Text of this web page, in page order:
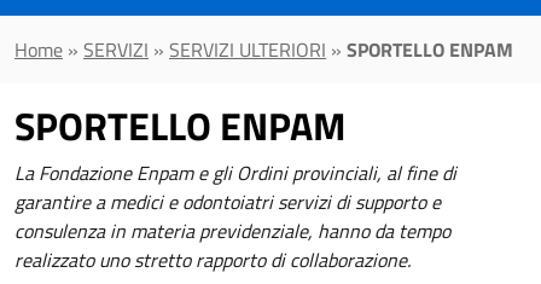
testo
da
Home » SERVIZI » SERVIZI ULTERIORI » SPORTELLO ENPAM
SPORTELLO ENPAM
La Fondazione Enpam e gli Ordini provinciali, al fine di
garantire a medici e odontoiatri servizi di supporto e
consulenza in materia previdenziale, hanno da tempo
realizzato uno stretto rapporto di collaborazione.